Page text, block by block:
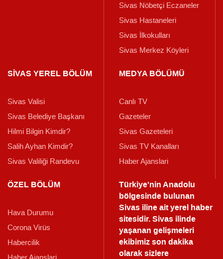
Sivas Nöbetçi Eczaneler
Sivas Hastaneleri
Sivas İlkokulları
Sivas Merkez Köyleri
SİVAS YEREL BÖLÜM
Sivas Valisi
Sivas Belediye Başkanı
Hilmi Bilgin Kimdir?
Salih Ayhan Kimdir?
Sivas Valiliği Randevu
MEDYA BÖLÜMÜ
Canlı TV
Gazeteler
Sivas Gazeteleri
Sivas TV Kanalları
Haber Ajanslari
ÖZEL BÖLÜM
Hava Durumu
Corona Virüs
Habercilik
Türkiye'nin Anadolu
bölgesinde bulunan
Sivas iline ait yerel haber
sitesidir. Sivas ilinde
yaşanan gelişmeleri
ekibimiz son dakika
olarak sizlere